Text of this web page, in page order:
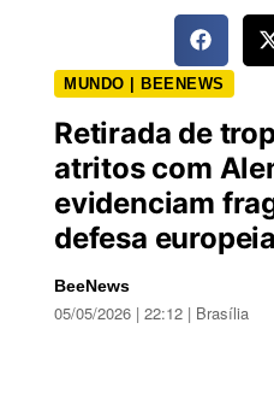
MUNDO | BEENEWS
Retirada de
atritos com
evidenciam
defesa europeia
BeeNews
05/05/2026 | 22:12 | Brasília